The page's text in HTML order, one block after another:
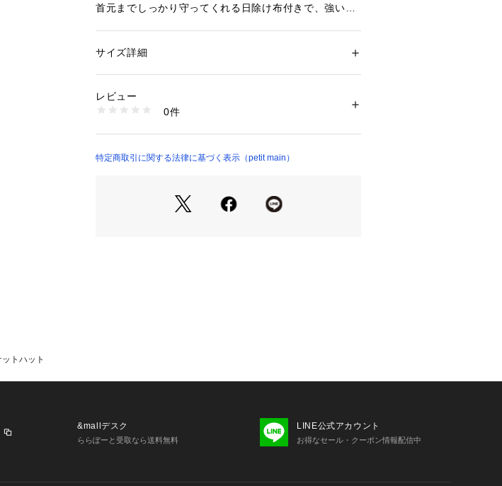
首元までしっかり守ってくれる日除け布付きで、強い日
風が強い日でも飛ばされにくいよう、アジャスター付き
【おすすめコーデ】
なパンツに合わせるのがおすすめ。
性別：キッズ・ベビー
洗濯：液温は40℃を限度とし、手洗いによる洗濯処理ができる
漂白処理はできない
日陰でのつり干し乾燥がよい
ドライクリーニングができない
3510100005343
（モール）
9661427 （ショップ）
サイズ詳細
レビュー
0件
特定商取引に関する法律に基づく表示（petit main）
ットハット
&mallデスク
ららぽーと受取なら送料無料
LINE公式アカウント
お得なセール・クーポン情報配信中